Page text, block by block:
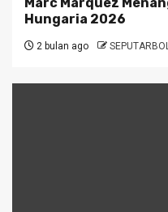
Hungaria 2026
2 bulan ago